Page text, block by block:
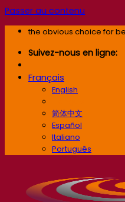
Passer au contenu
the obvious choice for
Suivez-nous en ligne:
Français
English
简体中文
Español
Italiano
Português